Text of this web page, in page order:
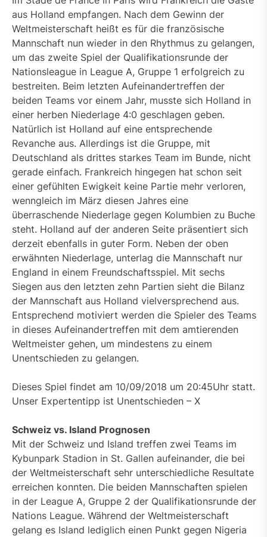
aus Holland empfangen. Nach dem Gewinn der
Weltmeisterschaft heißt es für die französische
Mannschaft nun wieder in den Rhythmus zu gelangen,
um das zweite Spiel der Qualifikationsrunde der
Nationsleague in League A, Gruppe 1 erfolgreich zu
bestreiten. Beim letzten Aufeinandertreffen der
beiden Teams vor einem Jahr, musste sich Holland in
einer herben Niederlage 4:0 geschlagen geben.
Natürlich ist Holland auf eine entsprechende
Revanche aus. Allerdings ist die Gruppe, mit
Deutschland als drittes starkes Team im Bunde, nicht
gerade einfach. Frankreich hingegen hat schon seit
einer gefühlten Ewigkeit keine Partie mehr verloren,
wenngleich im März diesen Jahres eine
überraschende Niederlage gegen Kolumbien zu Buche
steht. Holland auf der anderen Seite präsentiert sich
derzeit ebenfalls in guter Form. Neben der oben
erwähnten Niederlage, unterlag die Mannschaft nur
England in einem Freundschaftsspiel. Mit sechs
Siegen aus den letzten zehn Partien sieht die Bilanz
der Mannschaft aus Holland vielversprechend aus.
Entsprechend motiviert werden die Spieler des Teams
in dieses Aufeinandertreffen mit dem amtierenden
Weltmeister gehen, um mindestens zu einem
Unentschieden zu gelangen.
Dieses Spiel findet am 10/09/2018 um 20:45Uhr statt.
Unser Expertentipp ist Unentschieden – X
Schweiz vs. Island Prognosen
Mit der Schweiz und Island treffen zwei Teams im
Kybunpark Stadion in St. Gallen aufeinander, die bei
der Weltmeisterschaft sehr unterschiedliche Resultate
erreichen konnten. Die beiden Mannschaften spielen
in der League A, Gruppe 2 der Qualifikationsrunde der
Nations League. Während der Weltmeisterschaft
gelang es Island lediglich einen Punkt gegen Nigeria